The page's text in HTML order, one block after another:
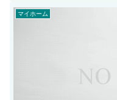
マイホーム